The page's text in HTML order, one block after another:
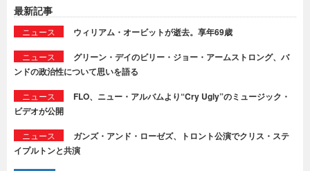
最新記事
ニュース ウィリアム・オービットが逝去。享年69歳
ニュース
グリーン・デイのビリー・ジョー・アームストロング、バ
ンドの政治性について思いを語る
ニュース
FLO、ニュー・アルバムより“Cry Ugly”のミュージック・
ビデオが公開
ニュース
ガンズ・アンド・ローゼズ、トロント公演でクリス・ステ
イプルトンと共演